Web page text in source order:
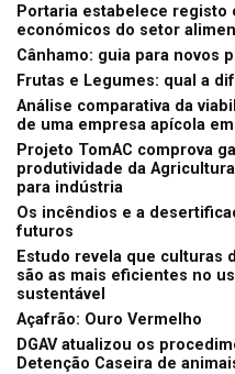
Portaria estabelece
económicos do setor
Cânhamo: guia para novos
Frutas e Legumes: qual a
Análise comparativa da
de uma empresa apícola
Projeto TomAC comprova
produtividade da
para indústria
Os incêndios e a
futuros
Estudo revela que culturas
são as mais eficientes no
sustentável
Açafrão: Ouro Vermelho
DGAV atualizou os
Detenção Caseira de